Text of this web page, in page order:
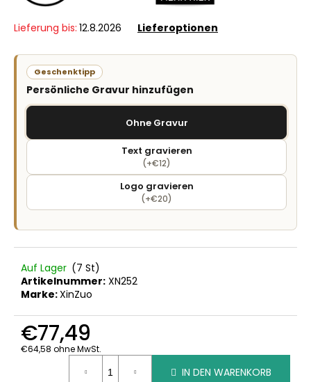
Lieferung bis: 12.8.2026 Lieferoptionen
Geschenktipp
Persönliche Gravur hinzufügen
Ohne Gravur
Text gravieren
(+€12)
Logo gravieren
(+€20)
Auf Lager (7 St)
Artikelnummer: XN252
Marke:XinZuo
€77,49
€64,58 ohne MwSt.
IN DEN WARENKORB